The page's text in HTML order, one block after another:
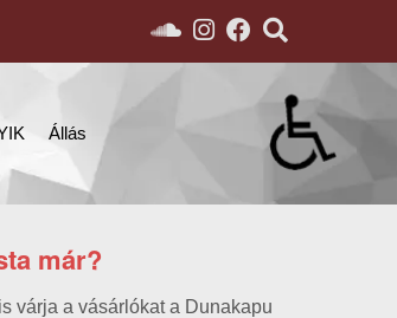
Állás
már?
várja a vásárlókat a Dunakapu